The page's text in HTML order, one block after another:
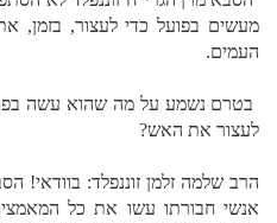
מעשים בפועל כדי לעצור, בזמן,
העמים.
בטרם נשמע על מה שהוא עשה
לעצור את האש?
הרב שלמה זלמן זוננפלד: בוודאי!
אנשי חבורתו עשו את כל